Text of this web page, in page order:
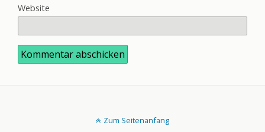
Website
Zum Seitenanfang